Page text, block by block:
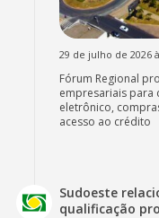
29 de julho de 2026
Fórum Regional
empresariais para
eletrônico,
acesso ao crédito
Sudoeste
qualificação